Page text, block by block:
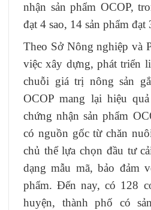
nhận sản phẩm OCOP,
đạt 4 sao, 14 sản phẩm đạt
Theo Sở Nông nghiệp và
việc xây dựng, phát triển
chuỗi giá trị nông sản
OCOP mang lại hiệu
chứng nhận sản phẩm
có nguồn gốc từ chăn
chủ thể lựa chọn đầu tư
dạng mẫu mã, bảo đảm
phẩm. Đến nay, có 128
huyện, thành phố có